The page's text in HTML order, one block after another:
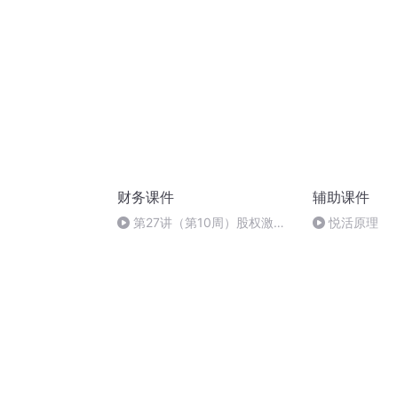
财务课件
第27讲（第10周）股权激励
辅助课件
悦活原理